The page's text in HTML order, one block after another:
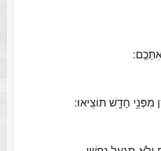
מִפְּנֵ֥י חָדָ֖שׁ תּוֹצִֽיאוּ: